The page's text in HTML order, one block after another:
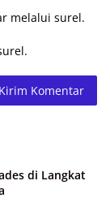
melalui surel.
di Langkat